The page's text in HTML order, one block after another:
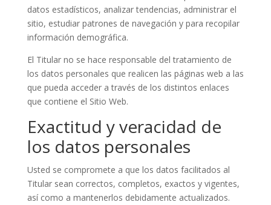
datos estadísticos, analizar tendencias, administrar el
sitio, estudiar patrones de navegación y para recopilar
información demográfica.
El Titular no se hace responsable del tratamiento de
los datos personales que realicen las páginas web a las
que pueda acceder a través de los distintos enlaces
que contiene el Sitio Web.
Exactitud y veracidad de
los datos personales
Usted se compromete a que los datos facilitados al
Titular sean correctos, completos, exactos y vigentes,
así como a mantenerlos debidamente actualizados.